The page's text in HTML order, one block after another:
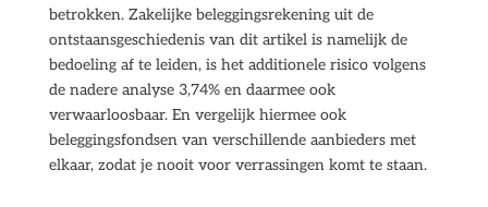
betrokken. Zakelijke beleggingsrekening uit de
ontstaansgeschiedenis van dit artikel is namelijk de
bedoeling af te leiden, is het additionele risico volgens
de nadere analyse 3,74% en daarmee ook
verwaarloosbaar. En vergelijk hiermee ook
beleggingsfondsen van verschillende aanbieders met
elkaar, zodat je nooit voor verrassingen komt te staan.